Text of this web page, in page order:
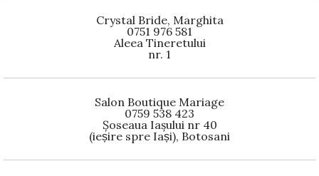
Crystal Bride, Marghita
0751 976 581
Aleea Tineretului
nr. 1
Salon Boutique Mariage
0759 538 423
Șoseaua Iașului nr 40
(ieșire spre Iași), Botosani